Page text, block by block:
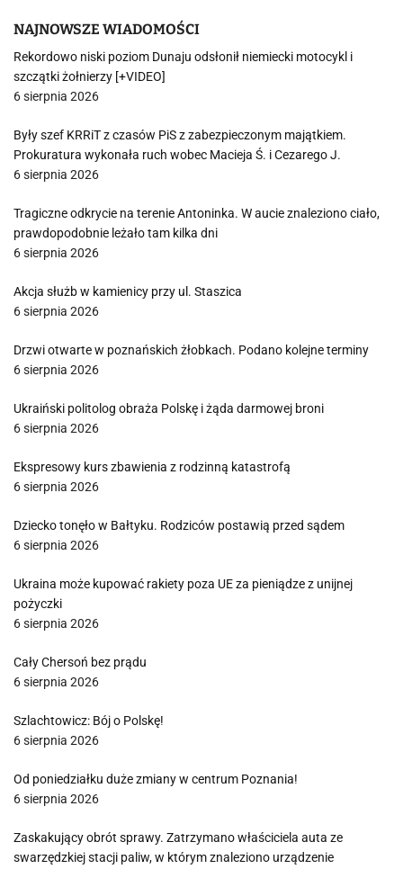
NAJNOWSZE WIADOMOŚCI
Rekordowo niski poziom Dunaju odsłonił niemiecki motocykl i
szczątki żołnierzy [+VIDEO]
6 sierpnia 2026
Były szef KRRiT z czasów PiS z zabezpieczonym majątkiem.
Prokuratura wykonała ruch wobec Macieja Ś. i Cezarego J.
6 sierpnia 2026
Tragiczne odkrycie na terenie Antoninka. W aucie znaleziono ciało,
prawdopodobnie leżało tam kilka dni
6 sierpnia 2026
Akcja służb w kamienicy przy ul. Staszica
6 sierpnia 2026
Drzwi otwarte w poznańskich żłobkach. Podano kolejne terminy
6 sierpnia 2026
Ukraiński politolog obraża Polskę i żąda darmowej broni
6 sierpnia 2026
Ekspresowy kurs zbawienia z rodzinną katastrofą
6 sierpnia 2026
Dziecko tonęło w Bałtyku. Rodziców postawią przed sądem
6 sierpnia 2026
Ukraina może kupować rakiety poza UE za pieniądze z unijnej
pożyczki
6 sierpnia 2026
Cały Chersoń bez prądu
6 sierpnia 2026
Szlachtowicz: Bój o Polskę!
6 sierpnia 2026
Od poniedziałku duże zmiany w centrum Poznania!
6 sierpnia 2026
Zaskakujący obrót sprawy. Zatrzymano właściciela auta ze
swarzędzkiej stacji paliw, w którym znaleziono urządzenie